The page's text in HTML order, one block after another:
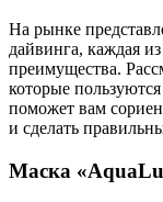
На рынке
дайвинга, каждая
преимущества.
которые
поможет вам
и сделать
Маска